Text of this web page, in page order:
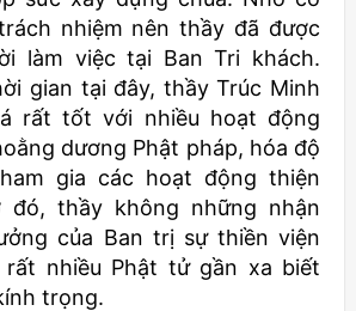
nhiệm nên thầy đã được
làm việc tại Ban Tri khách.
gian tại đây, thầy Trúc Minh
rất tốt với nhiều hoạt động
dương Phật pháp, hóa độ
gia các hoạt động thiện
đó, thầy không những nhận
của Ban trị sự thiền viện
nhiều Phật tử gần xa biết
trọng.